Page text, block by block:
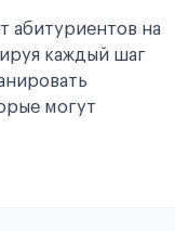
абитуриентов на
каждый шаг
могут